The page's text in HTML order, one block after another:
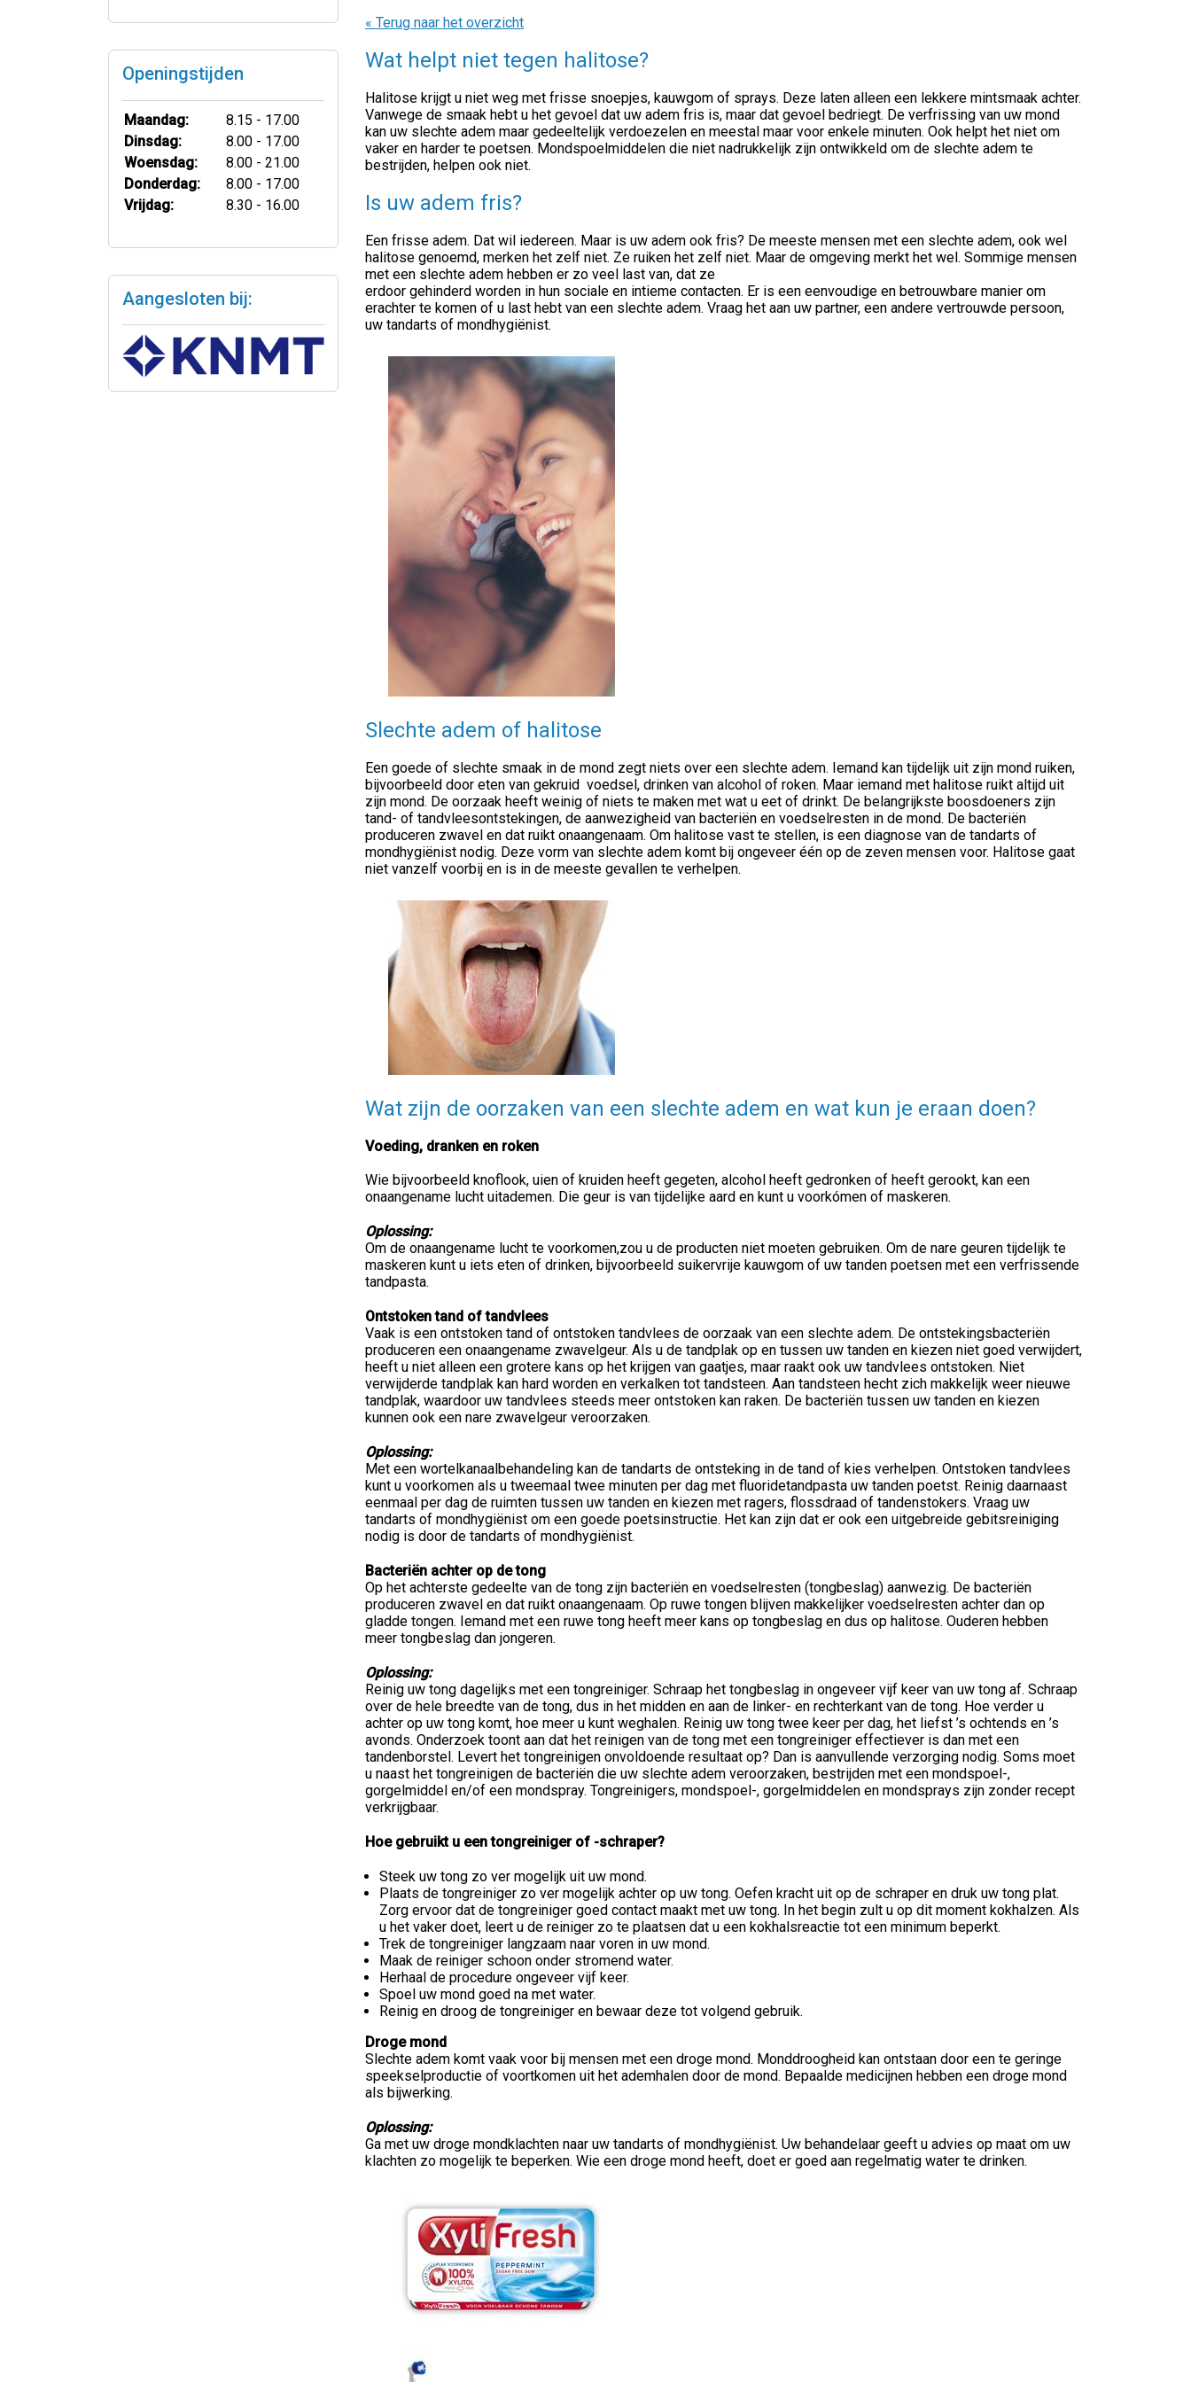
« Terug naar het overzicht
Wat helpt niet tegen halitose?
Halitose krijgt u niet weg met frisse snoepjes, kauwgom of sprays. Deze laten alleen een lekkere mintsmaak achter.
Vanwege de smaak hebt u het gevoel dat uw adem fris is, maar dat gevoel bedriegt. De verfrissing van uw mond
kan uw slechte adem maar gedeeltelijk verdoezelen en meestal maar voor enkele minuten. Ook helpt het niet om
vaker en harder te poetsen. Mondspoelmiddelen die niet nadrukkelijk zijn ontwikkeld om de slechte adem te
bestrijden, helpen ook niet.
Is uw adem fris?
Een frisse adem. Dat wil iedereen. Maar is uw adem ook fris? De meeste mensen met een slechte adem, ook wel
halitose genoemd, merken het zelf niet. Ze ruiken het zelf niet. Maar de omgeving merkt het wel. Sommige mensen
met een slechte adem hebben er zo veel last van, dat ze
erdoor gehinderd worden in hun sociale en intieme contacten. Er is een eenvoudige en betrouwbare manier om
erachter te komen of u last hebt van een slechte adem. Vraag het aan uw partner, een andere vertrouwde persoon,
uw tandarts of mondhygiënist.
Slechte adem of halitose
Een goede of slechte smaak in de mond zegt niets over een slechte adem. Iemand kan tijdelijk uit zijn mond ruiken,
bijvoorbeeld door eten van gekruid voedsel, drinken van alcohol of roken. Maar iemand met halitose ruikt altijd uit
zijn mond. De oorzaak heeft weinig of niets te maken met wat u eet of drinkt. De belangrijkste boosdoeners zijn
tand- of tandvleesontstekingen, de aanwezigheid van bacteriën en voedselresten in de mond. De bacteriën
produceren zwavel en dat ruikt onaangenaam. Om halitose vast te stellen, is een diagnose van de tandarts of
mondhygiënist nodig. Deze vorm van slechte adem komt bij ongeveer één op de zeven mensen voor. Halitose gaat
niet vanzelf voorbij en is in de meeste gevallen te verhelpen.
Wat zijn de oorzaken van een slechte adem en wat kun je eraan doen?
Voeding, dranken en roken
Wie bijvoorbeeld knoflook, uien of kruiden heeft gegeten, alcohol heeft gedronken of heeft gerookt, kan een
onaangename lucht uitademen. Die geur is van tijdelijke aard en kunt u voorkómen of maskeren.
Oplossing:
Om de onaangename lucht te voorkomen,zou u de producten niet moeten gebruiken. Om de nare geuren tijdelijk te
maskeren kunt u iets eten of drinken, bijvoorbeeld suikervrije kauwgom of uw tanden poetsen met een verfrissende
tandpasta.
Ontstoken tand of tandvlees
Vaak is een ontstoken tand of ontstoken tandvlees de oorzaak van een slechte adem. De ontstekingsbacteriën
produceren een onaangename zwavelgeur. Als u de tandplak op en tussen uw tanden en kiezen niet goed verwijdert,
heeft u niet alleen een grotere kans op het krijgen van gaatjes, maar raakt ook uw tandvlees ontstoken. Niet
verwijderde tandplak kan hard worden en verkalken tot tandsteen. Aan tandsteen hecht zich makkelijk weer nieuwe
tandplak, waardoor uw tandvlees steeds meer ontstoken kan raken. De bacteriën tussen uw tanden en kiezen
kunnen ook een nare zwavelgeur veroorzaken.
Oplossing:
Met een wortelkanaalbehandeling kan de tandarts de ontsteking in de tand of kies verhelpen. Ontstoken tandvlees
kunt u voorkomen als u tweemaal twee minuten per dag met fluoridetandpasta uw tanden poetst. Reinig daarnaast
eenmaal per dag de ruimten tussen uw tanden en kiezen met ragers, flossdraad of tandenstokers. Vraag uw
tandarts of mondhygiënist om een goede poetsinstructie. Het kan zijn dat er ook een uitgebreide gebitsreiniging
nodig is door de tandarts of mondhygiënist.
Bacteriën achter op de tong
Op het achterste gedeelte van de tong zijn bacteriën en voedselresten (tongbeslag) aanwezig. De bacteriën
produceren zwavel en dat ruikt onaangenaam. Op ruwe tongen blijven makkelijker voedselresten achter dan op
gladde tongen. Iemand met een ruwe tong heeft meer kans op tongbeslag en dus op halitose. Ouderen hebben
meer tongbeslag dan jongeren.
Oplossing:
Reinig uw tong dagelijks met een tongreiniger. Schraap het tongbeslag in ongeveer vijf keer van uw tong af. Schraap
over de hele breedte van de tong, dus in het midden en aan de linker- en rechterkant van de tong. Hoe verder u
achter op uw tong komt, hoe meer u kunt weghalen. Reinig uw tong twee keer per dag, het liefst ’s ochtends en ’s
avonds. Onderzoek toont aan dat het reinigen van de tong met een tongreiniger effectiever is dan met een
tandenborstel. Levert het tongreinigen onvoldoende resultaat op? Dan is aanvullende verzorging nodig. Soms moet
u naast het tongreinigen de bacteriën die uw slechte adem veroorzaken, bestrijden met een mondspoel-,
gorgelmiddel en/of een mondspray. Tongreinigers, mondspoel-, gorgelmiddelen en mondsprays zijn zonder recept
verkrijgbaar.
Hoe gebruikt u een tongreiniger of -schraper?
Steek uw tong zo ver mogelijk uit uw mond.
Plaats de tongreiniger zo ver mogelijk achter op uw tong. Oefen kracht uit op de schraper en druk uw tong plat.
Zorg ervoor dat de tongreiniger goed contact maakt met uw tong. In het begin zult u op dit moment kokhalzen. Als
u het vaker doet, leert u de reiniger zo te plaatsen dat u een kokhalsreactie tot een minimum beperkt.
Trek de tongreiniger langzaam naar voren in uw mond.
Maak de reiniger schoon onder stromend water.
Herhaal de procedure ongeveer vijf keer.
Spoel uw mond goed na met water.
Reinig en droog de tongreiniger en bewaar deze tot volgend gebruik.
Droge mond
Slechte adem komt vaak voor bij mensen met een droge mond. Monddroogheid kan ontstaan door een te geringe
speekselproductie of voortkomen uit het ademhalen door de mond. Bepaalde medicijnen hebben een droge mond
als bijwerking.
Oplossing:
Ga met uw droge mondklachten naar uw tandarts of mondhygiënist. Uw behandelaar geeft u advies op maat om uw
klachten zo mogelijk te beperken. Wie een droge mond heeft, doet er goed aan regelmatig water te drinken.
Openingstijden
Maandag:
8.15 - 17.00
Dinsdag:
8.00 - 17.00
Woensdag:
8.00 - 21.00
Donderdag:
8.00 - 17.00
Vrijdag:
8.30 - 16.00
Aangesloten bij: